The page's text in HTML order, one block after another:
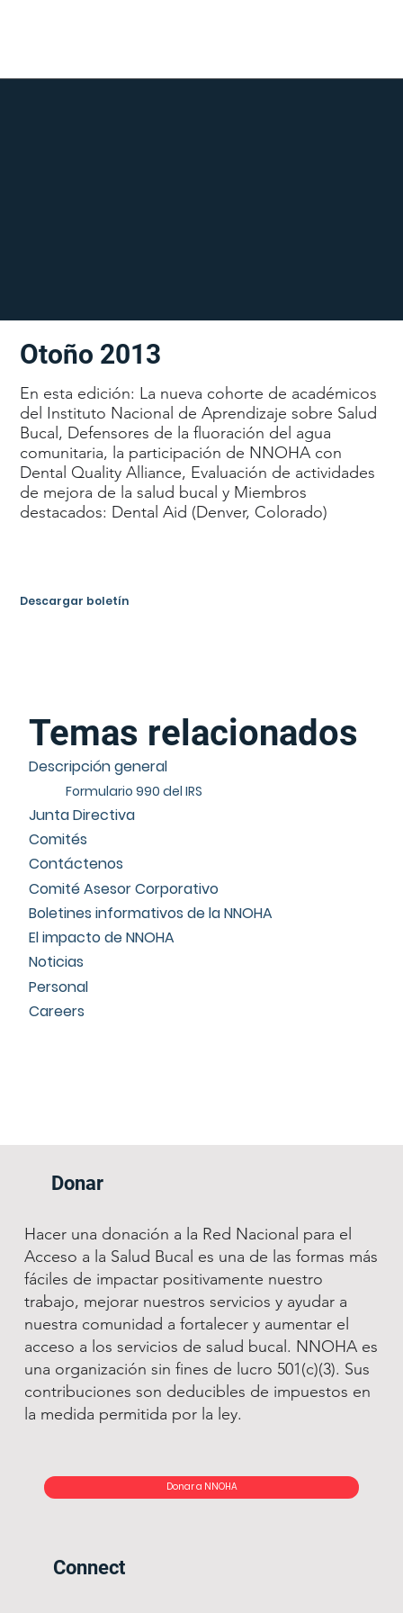
Donar
Hacer una donación a la Red Nacional para el
Acceso a la Salud Bucal es una de las formas más
fáciles de impactar positivamente nuestro
trabajo, mejorar nuestros servicios y ayudar a
nuestra comunidad a fortalecer y aumentar el
acceso a los servicios de salud bucal. NNOHA es
una organización sin fines de lucro 501(c)(3). Sus
contribuciones son deducibles de impuestos en
la medida permitida por la ley.
Donar a NNOHA
Connect
Temas relacionados
Descripción general
Formulario 990 del IRS
Junta Directiva
Comités
Contáctenos
Comité Asesor Corporativo
Boletines informativos de la NNOHA
El impacto de NNOHA
Noticias
Personal
Careers
En esta edición: La nueva cohorte de académicos
del Instituto Nacional de Aprendizaje sobre Salud
Bucal, Defensores de la fluoración del agua
comunitaria, la participación de NNOHA con
Dental Quality Alliance, Evaluación de actividades
de mejora de la salud bucal y Miembros
destacados: Dental Aid (Denver, Colorado)
Otoño 2013
Descargar boletín